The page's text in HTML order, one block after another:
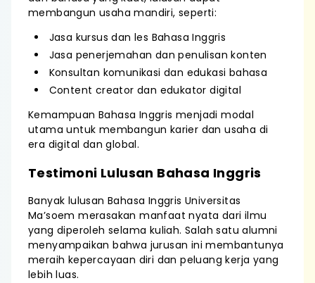
membangun usaha mandiri, seperti:
Jasa kursus dan les Bahasa Inggris
Jasa penerjemahan dan penulisan konten
Konsultan komunikasi dan edukasi bahasa
Content creator dan edukator digital
Kemampuan Bahasa Inggris menjadi modal
utama untuk membangun karier dan usaha di
era digital dan global.
Testimoni Lulusan Bahasa Inggris
Banyak lulusan Bahasa Inggris Universitas
Ma’soem merasakan manfaat nyata dari ilmu
yang diperoleh selama kuliah. Salah satu alumni
menyampaikan bahwa jurusan ini membantunya
meraih kepercayaan diri dan peluang kerja yang
lebih luas.